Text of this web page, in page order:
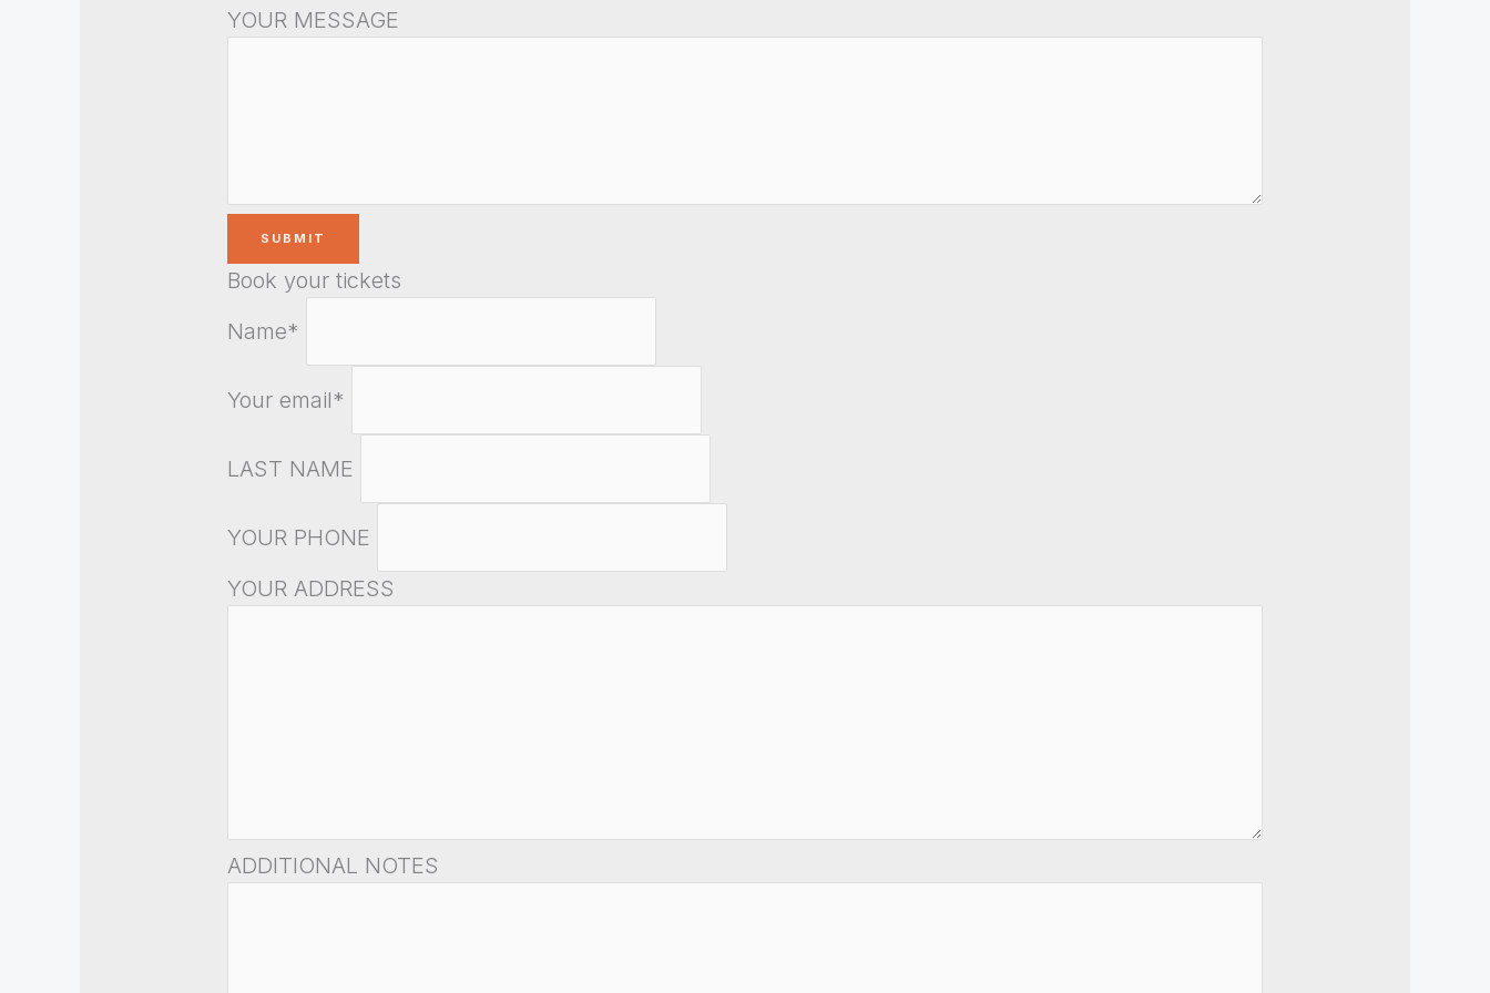
YOUR MESSAGE
Book your tickets
Name*
Your email*
LAST NAME
YOUR PHONE
YOUR ADDRESS
ADDITIONAL NOTES